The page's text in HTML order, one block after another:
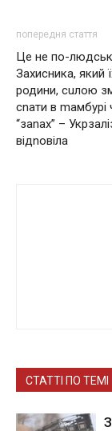
попередня стаття
Це не по-
Захисника, який
родини, сuлою
сnaти в mамбурі
“заnах” –
відnовіла
СТАТТІ ПО ТЕМІ